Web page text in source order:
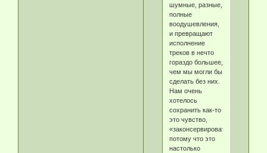
шумные, разные,
полные
воодушевления,
и превращают
исполнение
треков в нечто
гораздо большее,
чем мы могли бы
сделать без них.
Нам очень
хотелось
сохранить как-то
это чувство,
«законсервировать»,
потому что это
настолько